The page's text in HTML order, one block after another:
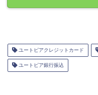
ユートピアクレジットカード
ユートピア銀行振込